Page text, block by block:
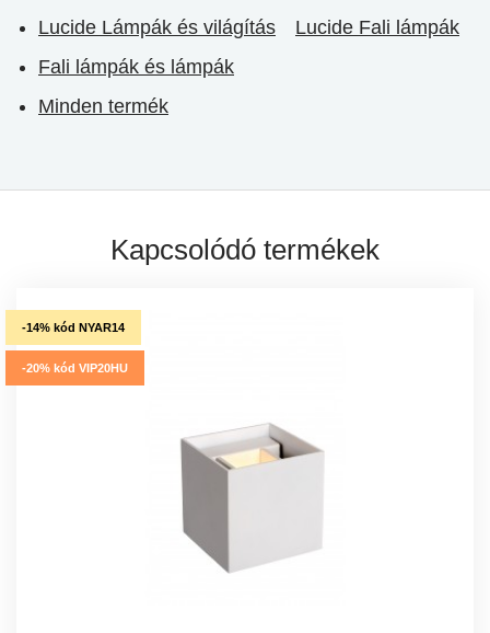
Lucide Lámpák és világítás
Lucide Fali lámpák
Fali lámpák és lámpák
Minden termék
Kapcsolódó termékek
-14% kód NYAR14
-20% kód VIP20HU